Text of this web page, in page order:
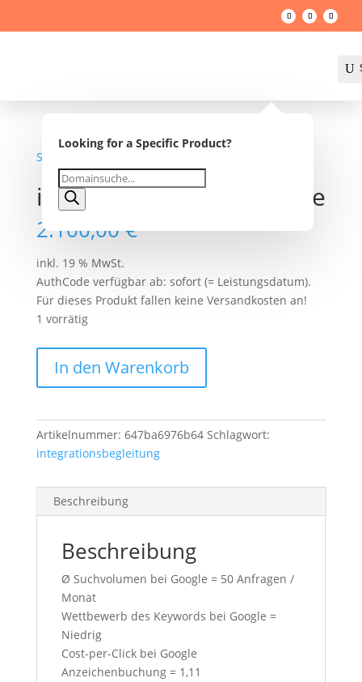
U
Looking for a Specific Product?
Products
search
Startseite
integrationsbegleitung.de
2.100,00€
inkl. 19 % MwSt.
AuthCode verfügbar ab: sofort (= Leistungsdatum).
Für dieses Produkt fallen keine Versandkosten an!
1 vorrätig
MengeIn den Warenkorb
Artikelnummer: 647ba6976b64 Schlagwort:
integrationsbegleitung
Beschreibung
Beschreibung
Ø Suchvolumen bei Google = 50 Anfragen /
Monat
Wettbewerb des Keywords bei Google =
Niedrig
Cost-per-Click bei Google
Anzeichenbuchung = 1,11